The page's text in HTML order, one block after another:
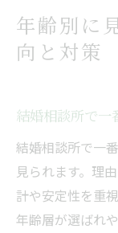
年齢別に
向と対策
結婚相談所で一
結婚相談所で一
見られます。理
計や安定性を重
年齢層が選ばれ